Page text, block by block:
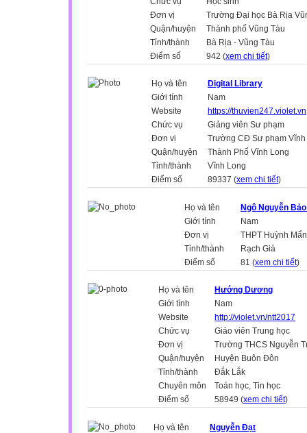
Đơn vị
Trường Đại học Bà Rịa
Quận/huyện
Thành phố Vũng Tàu
Tỉnh/thành
Bà Rịa - Vũng Tàu
Điểm số
942 (xem chi tiết)
Họ và tên
Digital Library
Giới tính
Nam
Website
https://thuvien247.violet.vn
Chức vụ
Giảng viên Sư phạm
Đơn vị
Trường CĐ Sư phạm
Quận/huyện
Thành Phố Vĩnh Long
Tỉnh/thành
Vĩnh Long
Điểm số
89337 (xem chi tiết)
Họ và tên
Ngô Nguyễn
Giới tính
Nam
Đơn vị
THPT Huỳnh
Tỉnh/thành
Rạch Giá
Điểm số
81 (xem chi tiết)
Họ và tên
Hướng Dương
Giới tính
Nam
Website
http://violet.vn/ntt2017
Chức vụ
Giáo viên Trung học
Đơn vị
Trường THCS Nguyễn
Quận/huyện
Huyện Buôn Đôn
Tỉnh/thành
Đắk Lắk
Chuyên môn
Toán học, Tin học
Điểm số
58949 (xem chi tiết)
Họ và tên
Nguyễn Đạt